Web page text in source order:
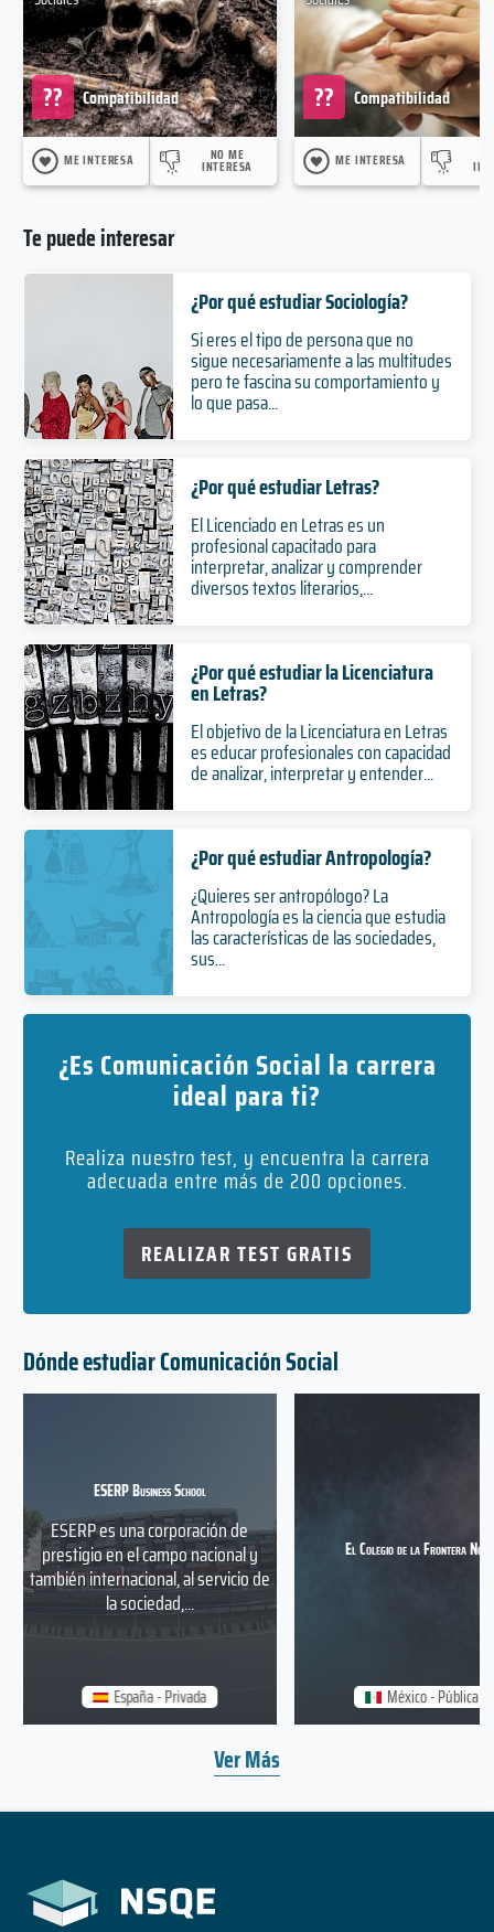
Compatibilidad
??
ME INTERESA NO ME
INTERESA
Compatibilidad
??
ME INTERESA
Te puede interesar
¿Por qué estudiar Sociología?
Si eres el tipo de persona que no
sigue necesariamente a las multitudes
pero te fascina su comportamiento y
lo que pasa...
¿Por qué estudiar Letras?
El Licenciado en Letras es un
profesional capacitado para
interpretar, analizar y comprender
diversos textos literarios,...
¿Por qué estudiar la Licenciatura
en Letras?
El objetivo de la Licenciatura en Letras
es educar profesionales con capacidad
de analizar, interpretar y entender...
¿Por qué estudiar Antropología?
¿Quieres ser antropólogo? La
Antropología es la ciencia que estudia
las características de las sociedades,
sus...
¿Es Comunicación Social la carrera
ideal para ti?
Realiza nuestro test, y encuentra la carrera
adecuada entre más de 200 opciones.
REALIZAR TEST GRATIS
Dónde estudiar Comunicación Social
España - Privada
ESERP Business School
ESERP es una corporación de
prestigio en el campo nacional y
también internacional, al servicio de
la sociedad,...
México - Pública
El Colegio de la Frontera
Ver Más